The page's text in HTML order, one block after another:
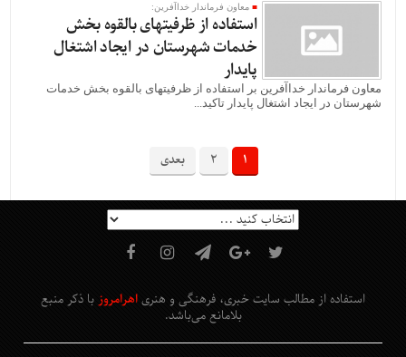
معاون فرماندار خداآفرین:
استفاده از ظرفیتهای بالقوه بخش
خدمات شهرستان در ایجاد اشتغال
پایدار
معاون فرماندار خداآفرین بر استفاده از ظرفیتهای بالقوه بخش خدمات
شهرستان در ایجاد اشتغال پایدار تاکید...
1
2 بعدی
استفاده از مطالب سایت خبری، فرهنگی و هنری اهرامروز با ذکر منبع
بلامانع می‌باشد.